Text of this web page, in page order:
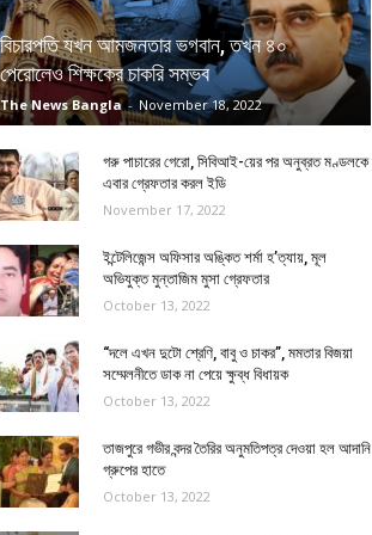
বিচারপতি যখন আমজনতার ভগবান, তখন ৪০
পেরোলেও শিক্ষকের চাকরি সম্ভব
The News Bangla - November 18, 2022
গরু পাচারের গেরো, সিবিআই-য়ের পর অনুব্রত মণ্ডলকে
এবার গ্রেফতার করল ইডি
November 17, 2022
ইন্টেলিজেন্স অফিসার অঙ্কিত শর্মা হ’ত্যায়, মূল
অভিযুক্ত মুন্তাজিম মুসা গ্রেফতার
October 13, 2022
“দলে এখন দুটো শ্রেণি, বাবু ও চাকর”, মমতার বিজয়া
সম্মেলনীতে ডাক না পেয়ে ক্ষুব্ধ বিধায়ক
October 13, 2022
তাজপুরে গভীর বন্দর তৈরির অনুমতিপত্র দেওয়া হল আদানি
গ্রুপের হাতে
October 13, 2022